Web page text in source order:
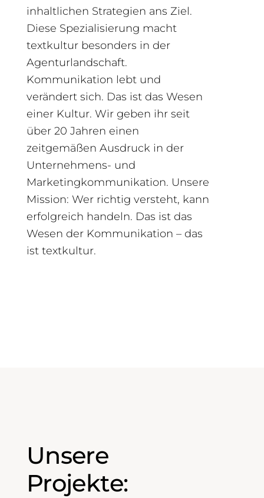
inhaltlichen Strategien ans Ziel.
Diese Spezialisierung macht
textkultur besonders in der
Agenturlandschaft.
Kommunikation lebt und
verändert sich. Das ist das Wesen
einer Kultur. Wir geben ihr seit
über 20 Jahren einen
zeitgemäßen Ausdruck in der
Unternehmens- und
Marketingkommunikation. Unsere
Mission: Wer richtig versteht, kann
erfolgreich handeln. Das ist das
Wesen der Kommunikation – das
ist textkultur.
Unsere
Projekte: